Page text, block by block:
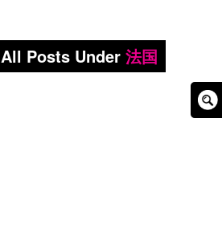
All Posts Under 法国